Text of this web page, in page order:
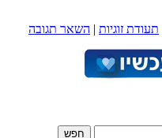
תעודת זוגיות | השאר תגובה